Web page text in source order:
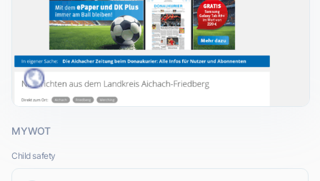
MYWOT
Child safety